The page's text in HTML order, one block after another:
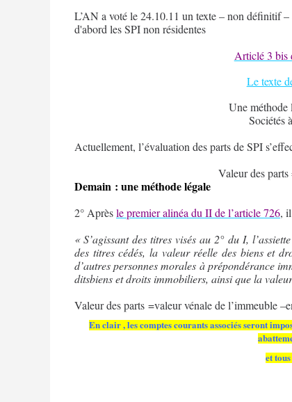
L’AN a voté le 24.10.11 un texte – non définitif
d'abord les SPI non résidentes
Articlé 3 bis
Le texte
Une méthode
Sociétés
Actuellement, l’évaluation des parts de SPI
Valeur des
Demain : une méthode légale
2° Aprèsle premier alinéa du II de l’article 726,
« S’agissant des titres visés au 2° du I,
des titres cédés, la valeur réelle des biens et
d’autres personnes morales à prépondérance
ditsbiens et droits immobiliers, ainsi que la
Valeur des parts =valeur vénale de l’immeuble
En clair , les comptes courants associés seront
et